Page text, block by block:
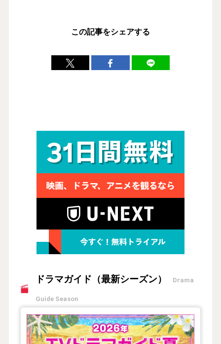
この記事をシェアする
ドラマガイド（最新シーズン） Drama
Guide Season
【2026年夏】TVドラマガイド